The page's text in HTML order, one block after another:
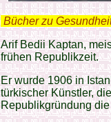
Bücher zu
Arif Bedii Kaptan,
frühen Republikzeit.
Er wurde 1906 in
türkischer Künstler,
Republikgründung